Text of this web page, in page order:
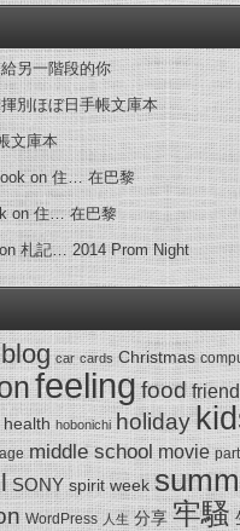
給另一階段的你
揮別ほぼ日手帳文庫本
文庫本
on住… 在巴黎
on住… 在巴黎
札記… 2014 Prom Night
blog car cards Christmas
feeling food
health hobonichi holiday
middle school movie
SONY spirit week
WordPress 人生 分享 牢騷